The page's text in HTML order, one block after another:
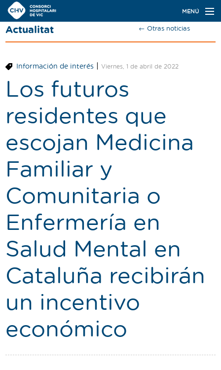
Navegación
principal
MENÚ
Actualidad
Oferta de plazas
Ser residente
Contacto
Buscador
Català Castellano
Segueix-nos:
Actualitat ← Otras noticias
Información de interés| Viernes, 1 de abril de 2022
Los futuros
residentes que
escojan Medicina
Familiar y
Comunitaria o
Enfermería en
Salud Mental en
Cataluña recibirán
un incentivo
económico